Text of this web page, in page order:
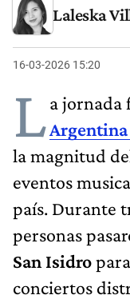
Laleska
16-03-2026 15:20
La jornada
la magnitud
eventos
país. Durante
personas
San Isidro
conciertos